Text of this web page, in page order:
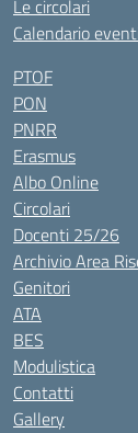
Le circolari
Calendario eventi
PTOF
PON
PNRR
Erasmus
Albo Online
Circolari
Docenti 25/26
Archivio Area
Genitori
ATA
BES
Modulistica
Contatti
Gallery